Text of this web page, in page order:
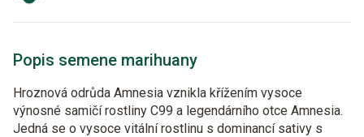
Popis semene marihuany
Hroznová odrůda Amnesia vznikla křížením vysoce
výnosné samičí rostliny C99 a legendárního otce Amnesia.
Jedná se o vysoce vitální rostlinu s dominancí sativy s